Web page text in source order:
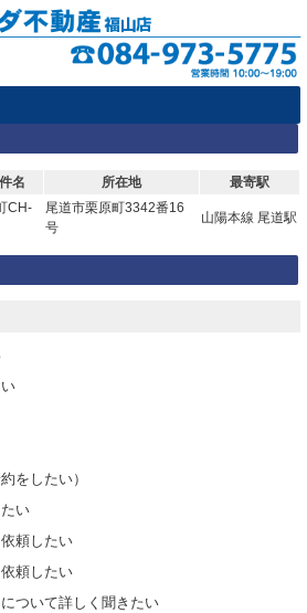
名 所在地
最寄駅
CH-
尾道市栗原町3342番16
号
山陽本線 尾道駅
をしたい）
い
頼したい
頼したい
ついて詳しく聞きたい